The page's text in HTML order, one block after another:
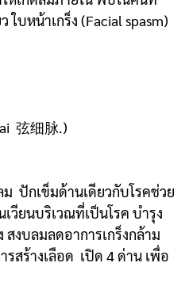
ใบหน้าเกร็ง (Facial spasm)
ง
弦细脉.)
ปักเข็มด้านเดียวกับโรคช่วย
วียนบริเวณที่เป็นโรค บำรุง
สงบลมลดอาการเกร็งกล้าม
รสร้างเลือด เปิด 4 ด่าน เพื่อ